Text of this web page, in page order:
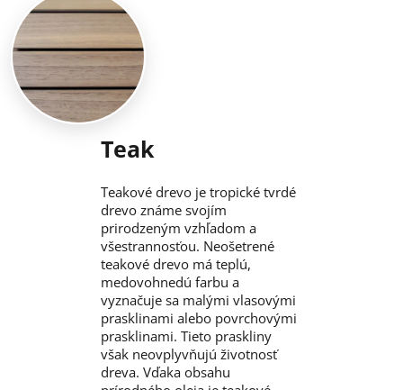
Teak
Teakové drevo je tropické tvrdé
drevo známe svojím
prirodzeným vzhľadom a
všestrannosťou. Neošetrené
teakové drevo má teplú,
medovohnedú farbu a
vyznačuje sa malými vlasovými
prasklinami alebo povrchovými
prasklinami. Tieto praskliny
však neovplyvňujú životnosť
dreva. Vďaka obsahu